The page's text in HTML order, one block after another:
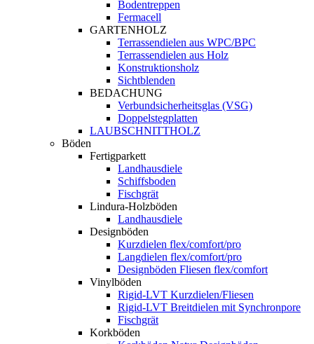
Bodentreppen
Fermacell
GARTENHOLZ
Terrassendielen aus WPC/BPC
Terrassendielen aus Holz
Konstruktionsholz
Sichtblenden
BEDACHUNG
Verbundsicherheitsglas (VSG)
Doppelstegplatten
LAUBSCHNITTHOLZ
Böden
Fertigparkett
Landhausdiele
Schiffsboden
Fischgrät
Lindura-Holzböden
Landhausdiele
Designböden
Kurzdielen flex/comfort/pro
Langdielen flex/comfort/pro
Designböden Fliesen flex/comfort
Vinylböden
Rigid-LVT Kurzdielen/Fliesen
Rigid-LVT Breitdielen mit Synchronpore
Fischgrät
Korkböden